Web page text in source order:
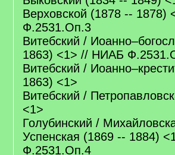
Верховской (1878 --
Ф.2531.Оп.3
Витебский /
1863) <1> // НИАБ
Витебский /
1863) <1>
Витебский /
<1>
Голубинский /
Успенская (1869 -- 1884)
Ф.2531.Оп.4